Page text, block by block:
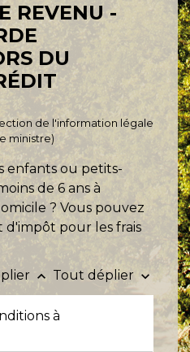
REVENU -
DU
de l'information légale
ministre)
enfants ou petits-
de 6 ans à
? Vous pouvez
pour les frais
keyboard_arrow_up Tout déplier keyboard_arrow_down
à